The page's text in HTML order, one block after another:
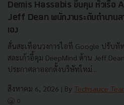
Demis Hassabis ขึ้นคุม หัวเรือ
Jeff Dean พนักงานระดับตำนาน
เอง
สั่นสะเทือนวงการไอที Google ปรับทั
สละเก้าอี้คุม DeepMind ด้าน Jeff
ประกาศลาออกตั้งบริษัทใหม่...
สิงหาคม 6, 2026 | By Techsauce
0